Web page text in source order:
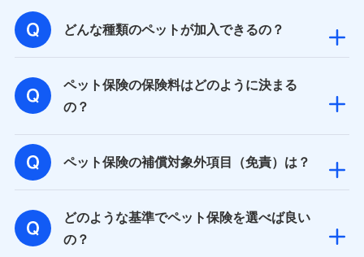
の取り扱いの全部または一部を委託する場合がありま
す。
当社は株式会社NTTドコモとの間で、以下のとおり個
人データを共同利用します。
【共同して利用される利用データの項目】
当社又は株式会社NTTドコモがサービス提供等を通じて
基本情報
氏名、電話番号、メールアドレス、お客さまの識別子、属
性、連絡先、dポイントサービスのご利用に関する情報。例
どんな種類のペットが加入できるの？
ペット保険の保険料はどのように決まる
の？
ペット保険の補償対象外項目（免責）は？
どのような基準でペット保険を選べば良い
の？